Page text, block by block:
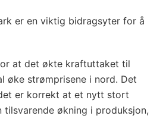
er en viktig bidragsyter for å
at det økte kraftuttaket til
øke strømprisene i nord. Det
er korrekt at et nytt stort
økning i produksjon,